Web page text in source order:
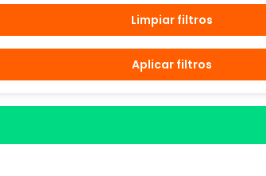
Limpiar filtros
Aplicar filtros